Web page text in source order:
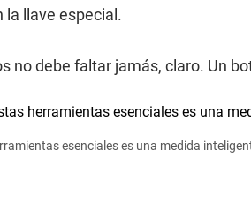
la llave especial.
no debe faltar jamás, claro. Un
esenciales es una medida